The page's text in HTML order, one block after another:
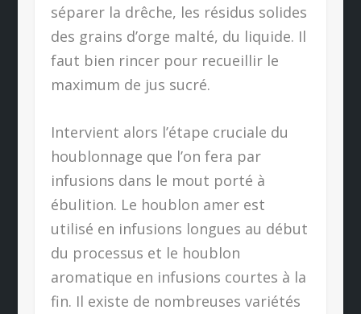
séparer la drêche, les résidus solides
des grains d’orge malté, du liquide. Il
faut bien rincer pour recueillir le
maximum de jus sucré.
Intervient alors l’étape cruciale du
houblonnage que l’on fera par
infusions dans le mout porté à
ébulition. Le houblon amer est
utilisé en infusions longues au début
du processus et le houblon
aromatique en infusions courtes à la
fin. Il existe de nombreuses variétés